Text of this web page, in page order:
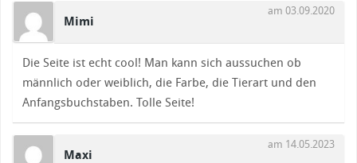
Mimi
am 03.09.2020
Die Seite ist echt cool! Man kann sich aussuchen ob
männlich oder weiblich, die Farbe, die Tierart und den
Anfangsbuchstaben. Tolle Seite!
Maxi
am 14.05.2023